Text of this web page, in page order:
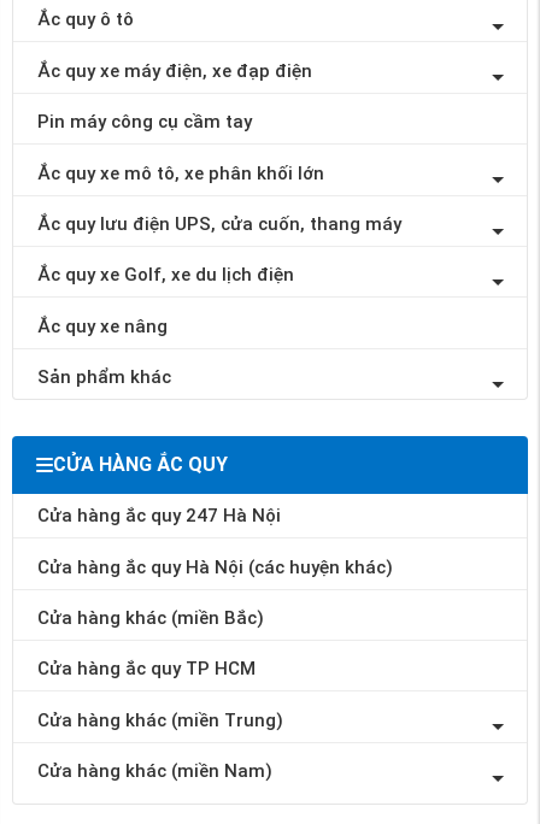
Ắc quy ô tô
Ắc quy xe máy điện, xe đạp điện
Pin máy công cụ cầm tay
Ắc quy xe mô tô, xe phân khối lớn
Ắc quy lưu điện UPS, cửa cuốn, thang máy
Ắc quy xe Golf, xe du lịch điện
Ắc quy xe nâng
Sản phẩm khác
CỬA HÀNG ẮC QUY
Cửa hàng ắc quy 247 Hà Nội
Cửa hàng ắc quy Hà Nội (các huyện khác)
Cửa hàng khác (miền Bắc)
Cửa hàng ắc quy TP HCM
Cửa hàng khác (miền Trung)
Cửa hàng khác (miền Nam)